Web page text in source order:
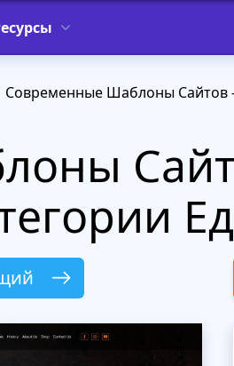
Современные Шаблоны Сайтов